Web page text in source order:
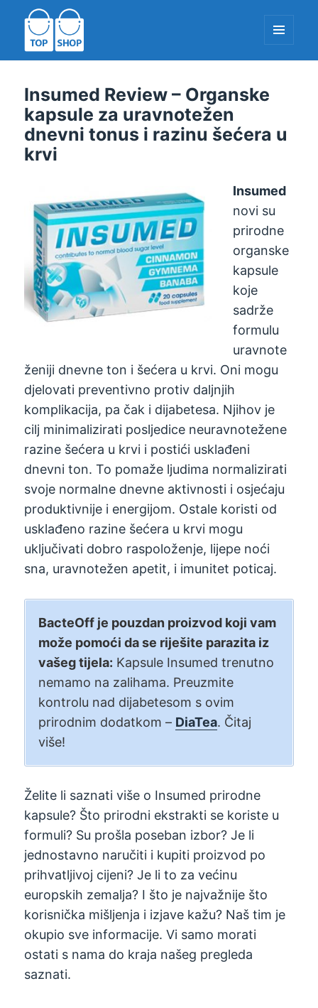
I
Insumed Review – Organske
kapsule za uravnotežen
dnevni tonus i razinu šećera u
krvi
Insumed
novi su
prirodne
organske
kapsule
koje
sadrže
formulu
uravnote
ženiji dnevne ton i šećera u krvi. Oni mogu
djelovati preventivno protiv daljnjih
komplikacija, pa čak i dijabetesa. Njihov je
cilj minimalizirati posljedice neuravnotežene
razine šećera u krvi i postići usklađeni
dnevni ton. To pomaže ljudima normalizirati
svoje normalne dnevne aktivnosti i osjećaju
produktivnije i energijom. Ostale koristi od
usklađeno razine šećera u krvi mogu
uključivati ​​dobro raspoloženje, lijepe noći
sna, uravnotežen apetit, i imunitet poticaj.
BacteOff je pouzdan proizvod koji vam
može pomoći da se riješite parazita iz
vašeg tijela: Kapsule Insumed trenutno
nemamo na zalihama. Preuzmite
kontrolu nad dijabetesom s ovim
prirodnim dodatkom – DiaTea. Čitaj
više!
Želite li saznati više o Insumed prirodne
kapsule? Što prirodni ekstrakti se koriste u
formuli? Su prošla poseban izbor? Je li
jednostavno naručiti i kupiti proizvod po
prihvatljivoj cijeni? Je li to za većinu
europskih zemalja? I što je najvažnije što
korisnička mišljenja i izjave kažu? Naš tim je
okupio sve informacije. Vi samo morati
ostati s nama do kraja našeg pregleda
saznati.